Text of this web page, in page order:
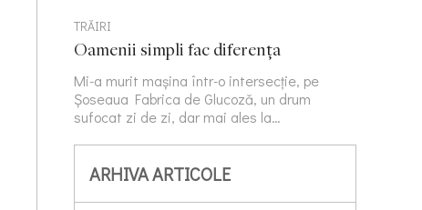
TRĂIRI
Oamenii simpli fac diferența
Mi-a murit mașina într-o intersecție, pe
Șoseaua Fabrica de Glucoză, un drum
sufocat zi de zi, dar mai ales la…
ARHIVA ARTICOLE